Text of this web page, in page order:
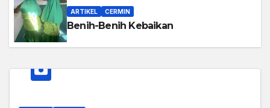
ARTIKEL CERMIN
Benih-Benih Kebaikan